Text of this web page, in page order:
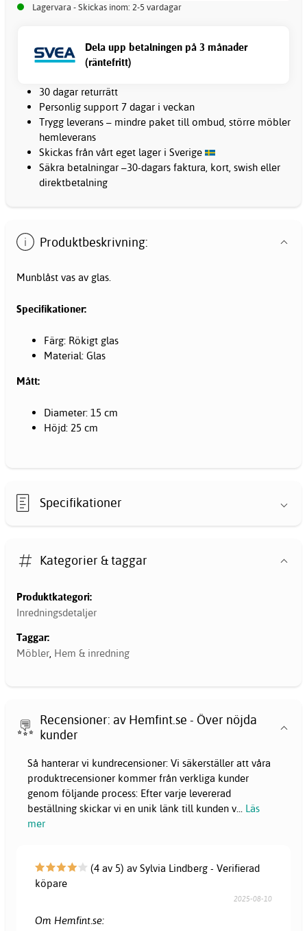
Lagervara - Skickas inom: 2-5 vardagar
Dela upp betalningen på 3 månader
(räntefritt)
30 dagar returrätt
Personlig support 7 dagar i veckan
Trygg leverans – mindre paket till ombud, större möbler
hemleverans
Skickas från vårt eget lager i Sverige
Säkra betalningar –30-dagars faktura, kort, swish eller
direktbetalning
Produktbeskrivning:
Munblåst vas av glas.
Specifikationer:
Färg: Rökigt glas
Material: Glas
Mått:
Diameter: 15 cm
Höjd: 25 cm
Specifikationer
Kategorier & taggar
Produktkategori:
Inredningsdetaljer
Taggar:
Möbler, Hem & inredning
Recensioner: av Hemfint.se - Över nöjda
kunder
Så hanterar vi kundrecensioner: Vi säkerställer att våra
produktrecensioner kommer från verkliga kunder
genom följande process: Efter varje levererad
beställning skickar vi en unik länk till kunden v... Läs
mer
(4 av 5) av Sylvia Lindberg - Verifierad
köpare
2025-08-10
Om Hemfint.se: